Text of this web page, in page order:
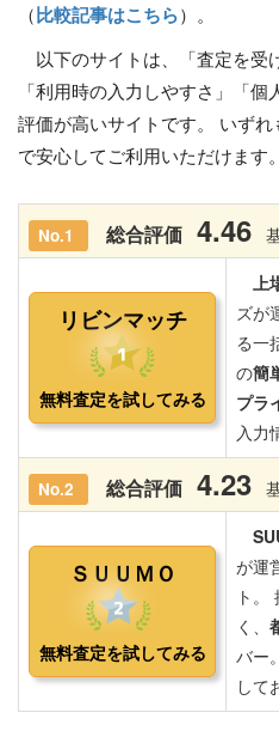
（ 比較記事はこちら ）。
以下のサイトは、「査定を受
「利用時の入力しやすさ」「
評価が高いサイトです。 いずれ
で安心してご利用いただけます。